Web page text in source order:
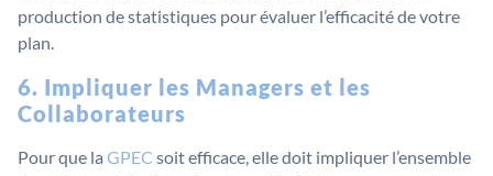
production de statistiques pour évaluer l’efficacité de votre
plan.
6. Impliquer les Managers et les
Collaborateurs
Pour que la GPEC soit efficace, elle doit impliquer l’ensemble